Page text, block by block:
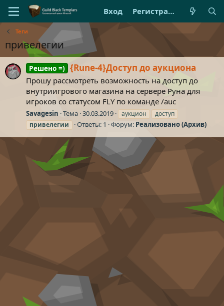
Вход Регистрация
Теги
привелегии
Решено =) {Rune-4}Доступ до аукциона
Прошу рассмотреть возможность на доступ до
внутриигрового магазина на сервере Руна для
игроков со статусом FLY по команде /auc
Savagesin Тема 30.03.2019 аукцион
доступ
привелегии
Ответы: 1 Форум: Реализовано (Архив)